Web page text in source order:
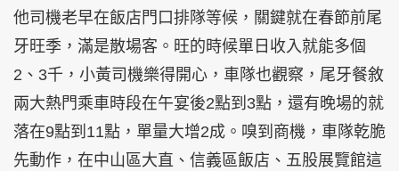
他司機老早在飯店門口排隊等候，關鍵就在春節前尾
牙旺季，滿是散場客。旺的時候單日收入就能多個
2、3千，小黃司機樂得開心，車隊也觀察，尾牙餐敘
兩大熱門乘車時段在午宴後2點到3點，還有晚場的就
落在9點到11點，單量大增2成。嗅到商機，車隊乾脆
先動作，在中山區大直、信義區飯店、五股展覽館這